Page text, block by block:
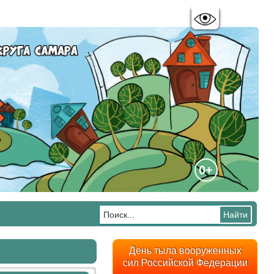
0+
День тыла вооруженных
сил Российской Федерации